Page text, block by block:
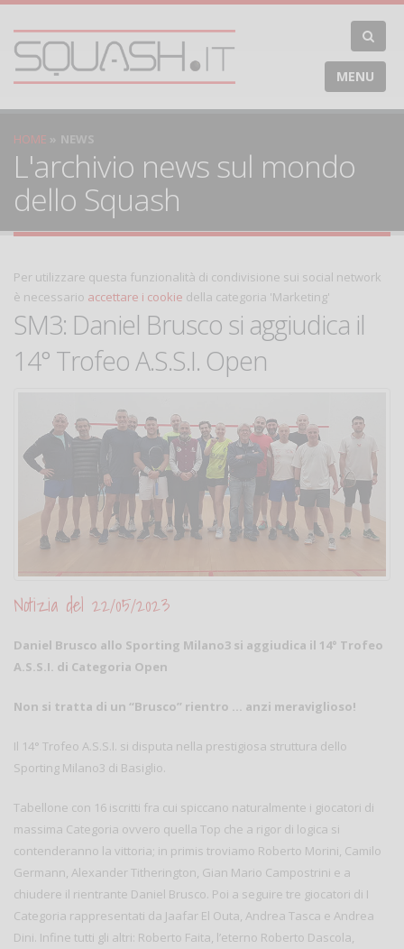
MENU
HOME NEWS
L'archivio news sul mondo
dello Squash
Per utilizzare questa funzionalità di condivisione sui social network
è necessario accettare i cookie della categoria 'Marketing'
SM3: Daniel Brusco si aggiudica il
14° Trofeo A.S.S.I. Open
Notizia del 22/05/2023
Daniel Brusco allo Sporting Milano3 si aggiudica il 14° Trofeo
A.S.S.I. di Categoria Open
Non si tratta di un “Brusco” rientro … anzi meraviglioso!
Il 14° Trofeo A.S.S.I. si disputa nella prestigiosa struttura dello
Sporting Milano3 di Basiglio.
Tabellone con 16 iscritti fra cui spiccano naturalmente i giocatori di
massima Categoria ovvero quella Top che a rigor di logica si
contenderanno la vittoria; in primis troviamo Roberto Morini, Camilo
Germann, Alexander Titherington, Gian Mario Campostrini e a
chiudere il rientrante Daniel Brusco. Poi a seguire tre giocatori di I
Categoria rappresentati da Jaafar El Outa, Andrea Tasca e Andrea
Dini. Infine tutti gli altri: Roberto Faita, l’eterno Roberto Dascola,